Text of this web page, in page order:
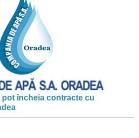
încheia contracte cu